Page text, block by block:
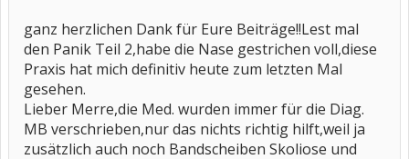
ganz herzlichen Dank für Eure Beiträge!!Lest mal
den Panik Teil 2,habe die Nase gestrichen voll,diese
Praxis hat mich definitiv heute zum letzten Mal
gesehen.
Lieber Merre,die Med. wurden immer für die Diag.
MB verschrieben,nur das nichts richtig hilft,weil ja
zusätzlich auch noch Bandscheiben Skoliose und